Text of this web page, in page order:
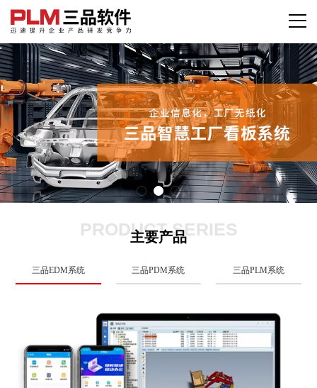
PRODUCT SERIES
主要产品
三品EDM系统 三品PDM系统 三品PLM系统